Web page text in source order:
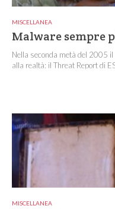
MISCELLANEA
Malware sempre
Nella seconda metà del 2005
alla realtà: il Threat Report di
MISCELLANEA